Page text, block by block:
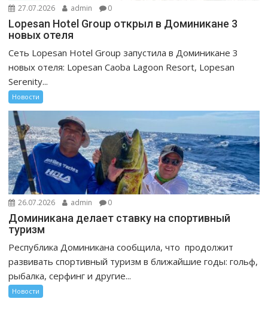
27.07.2026 admin 0
Lopesan Hotel Group открыл в Доминикане 3
новых отеля
Сеть Lopesan Hotel Group запустила в Доминикане 3
новых отеля: Lopesan Caoba Lagoon Resort, Lopesan
Serenity...
Новости
26.07.2026 admin 0
Доминикана делает ставку на спортивный
туризм
Республика Доминикана сообщила, что продолжит
развивать спортивный туризм в ближайшие годы: гольф,
рыбалка, серфинг и другие...
Новости